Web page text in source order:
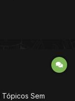
Tópicos Sem